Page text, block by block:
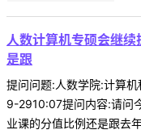
人数计算机专硕会继
是跟
提问问题:人数学院:计算
9-2910:07提问内容:请问
业课的分值比例还是跟去